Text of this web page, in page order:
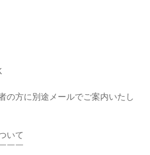
の方に別途メールでご案内いたし
いて
￣￣